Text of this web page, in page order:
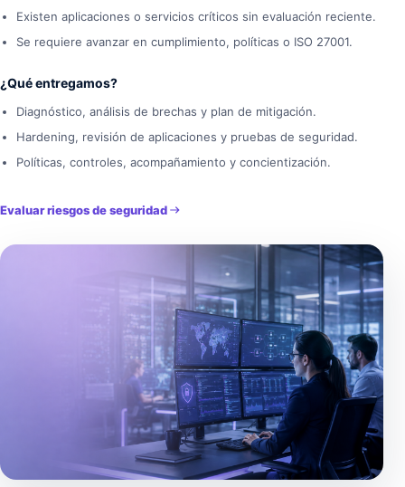
Existen aplicaciones o servicios críticos sin evaluación reciente.
Se requiere avanzar en cumplimiento, políticas o ISO 27001.
¿Qué entregamos?
Diagnóstico, análisis de brechas y plan de mitigación.
Hardening, revisión de aplicaciones y pruebas de seguridad.
Políticas, controles, acompañamiento y concientización.
Evaluar riesgos de seguridad